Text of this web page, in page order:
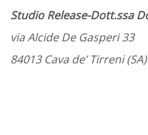
Studio Release-Dott.ssa
via Alcide De Gasperi 33
84013 Cava de’ Tirreni